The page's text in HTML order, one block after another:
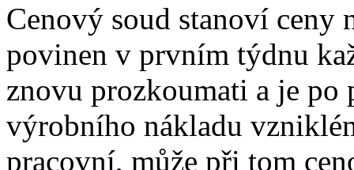
Cenový soud stanoví ceny
povinen v prvním týdnu
znovu prozkoumati a je po
výrobního nákladu
pracovní, může při tom